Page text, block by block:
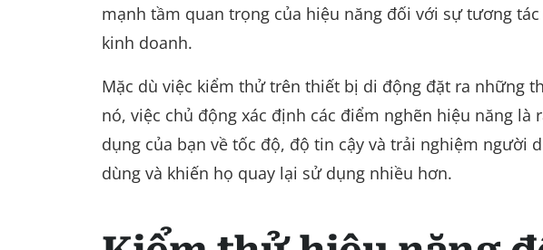
mạnh tầm quan trọng của hiệu năng đối với sự tương
kinh doanh.
Mặc dù việc kiểm thử trên thiết bị di động đặt ra những
nó, việc chủ động xác định các điểm nghẽn hiệu năng
dụng của bạn về tốc độ, độ tin cậy và trải nghiệm người
dùng và khiến họ quay lại sử dụng nhiều hơn.